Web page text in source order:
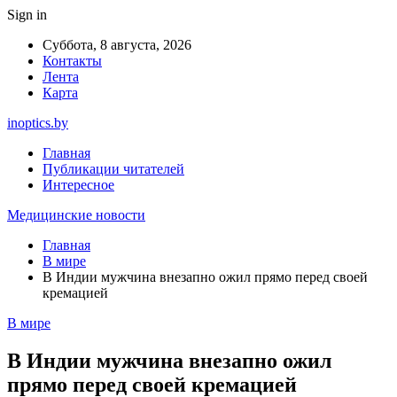
Sign in
Суббота, 8 августа, 2026
Контакты
Лента
Карта
inoptics.by
Главная
Публикации читателей
Интересное
Медицинские новости
Главная
В мире
В Индии мужчина внезапно ожил прямо перед своей
кремацией
В мире
В Индии мужчина внезапно ожил
прямо перед своей кремацией